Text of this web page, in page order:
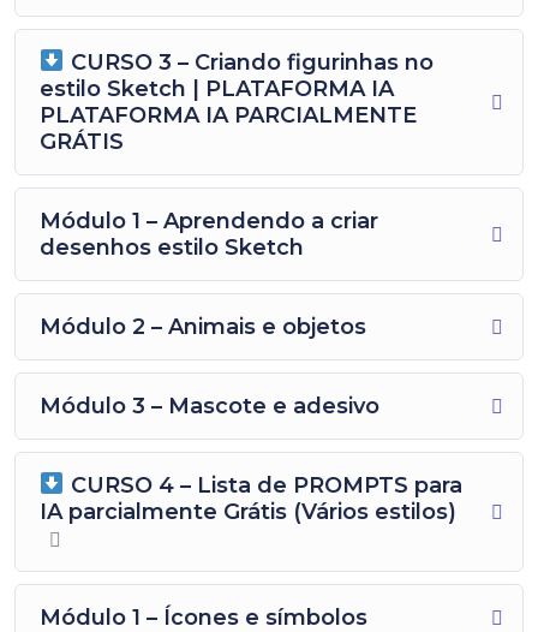
CURSO 3 – Criando figurinhas no
estilo Sketch | PLATAFORMA IA
PLATAFORMA IA PARCIALMENTE
GRÁTIS
Módulo 1 – Aprendendo a criar
desenhos estilo Sketch
Módulo 2 – Animais e objetos
Módulo 3 – Mascote e adesivo
CURSO 4 – Lista de PROMPTS para
IA parcialmente Grátis (Vários estilos)
Módulo 1 – Ícones e símbolos